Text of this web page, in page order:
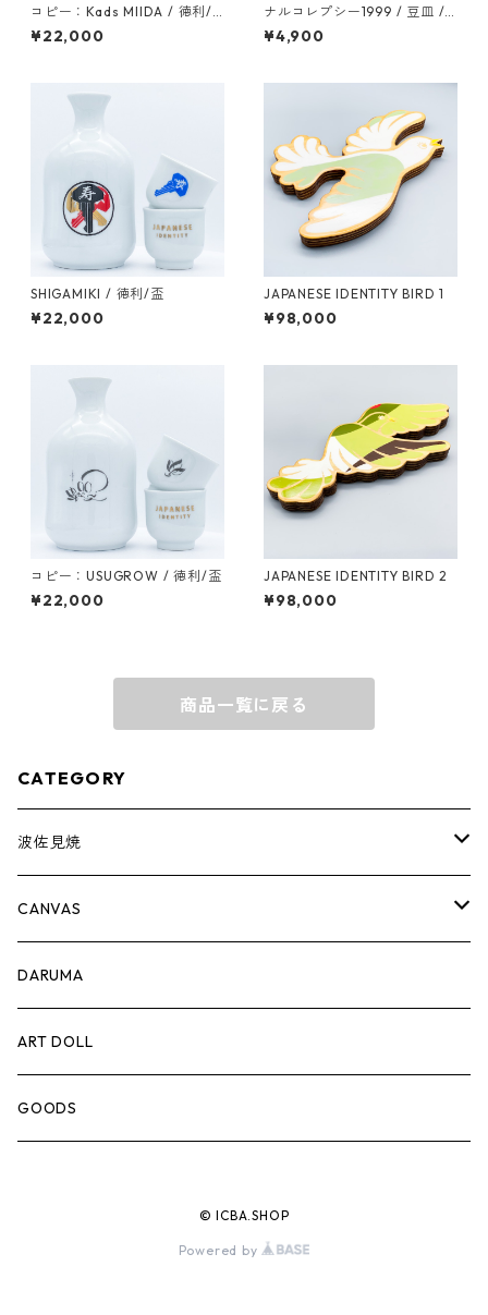
コピー：Kads MIIDA / 徳利/
盃
¥22,000
ナルコレプシー1999 / 豆皿 / c
olor1
¥4,900
SHIGAMIKI / 徳利/盃
¥22,000
JAPANESE IDENTITY BIRD 1
¥98,000
コピー：USUGROW / 徳利/盃
¥22,000
JAPANESE IDENTITY BIRD 2
¥98,000
商品一覧に戻る
CATEGORY
波佐見焼
complete set
豆皿
蕎麦猪口
徳利
CANVAS
PRINT
DARUMA
ART DOLL
GOODS
© ICBA.SHOP
Powered by